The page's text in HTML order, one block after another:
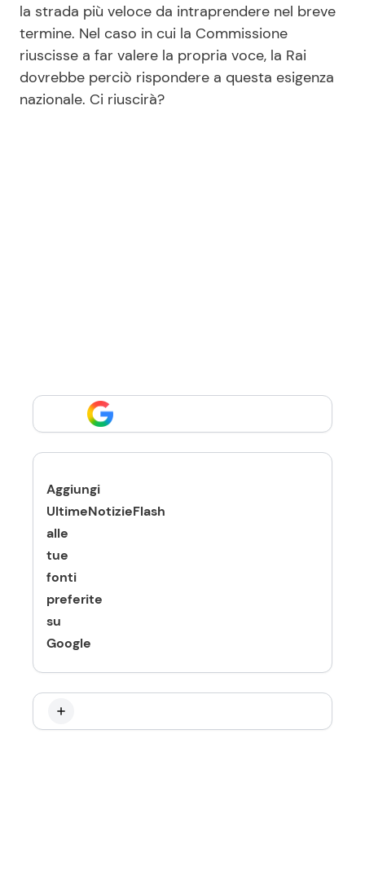
la strada più veloce da intraprendere nel breve
termine. Nel caso in cui la Commissione
riuscisse a far valere la propria voce, la Rai
dovrebbe perciò rispondere a questa esigenza
nazionale. Ci riuscirà?
Aggiungi
UltimeNotizieFlash
alle
tue
fonti
preferite
su
Google